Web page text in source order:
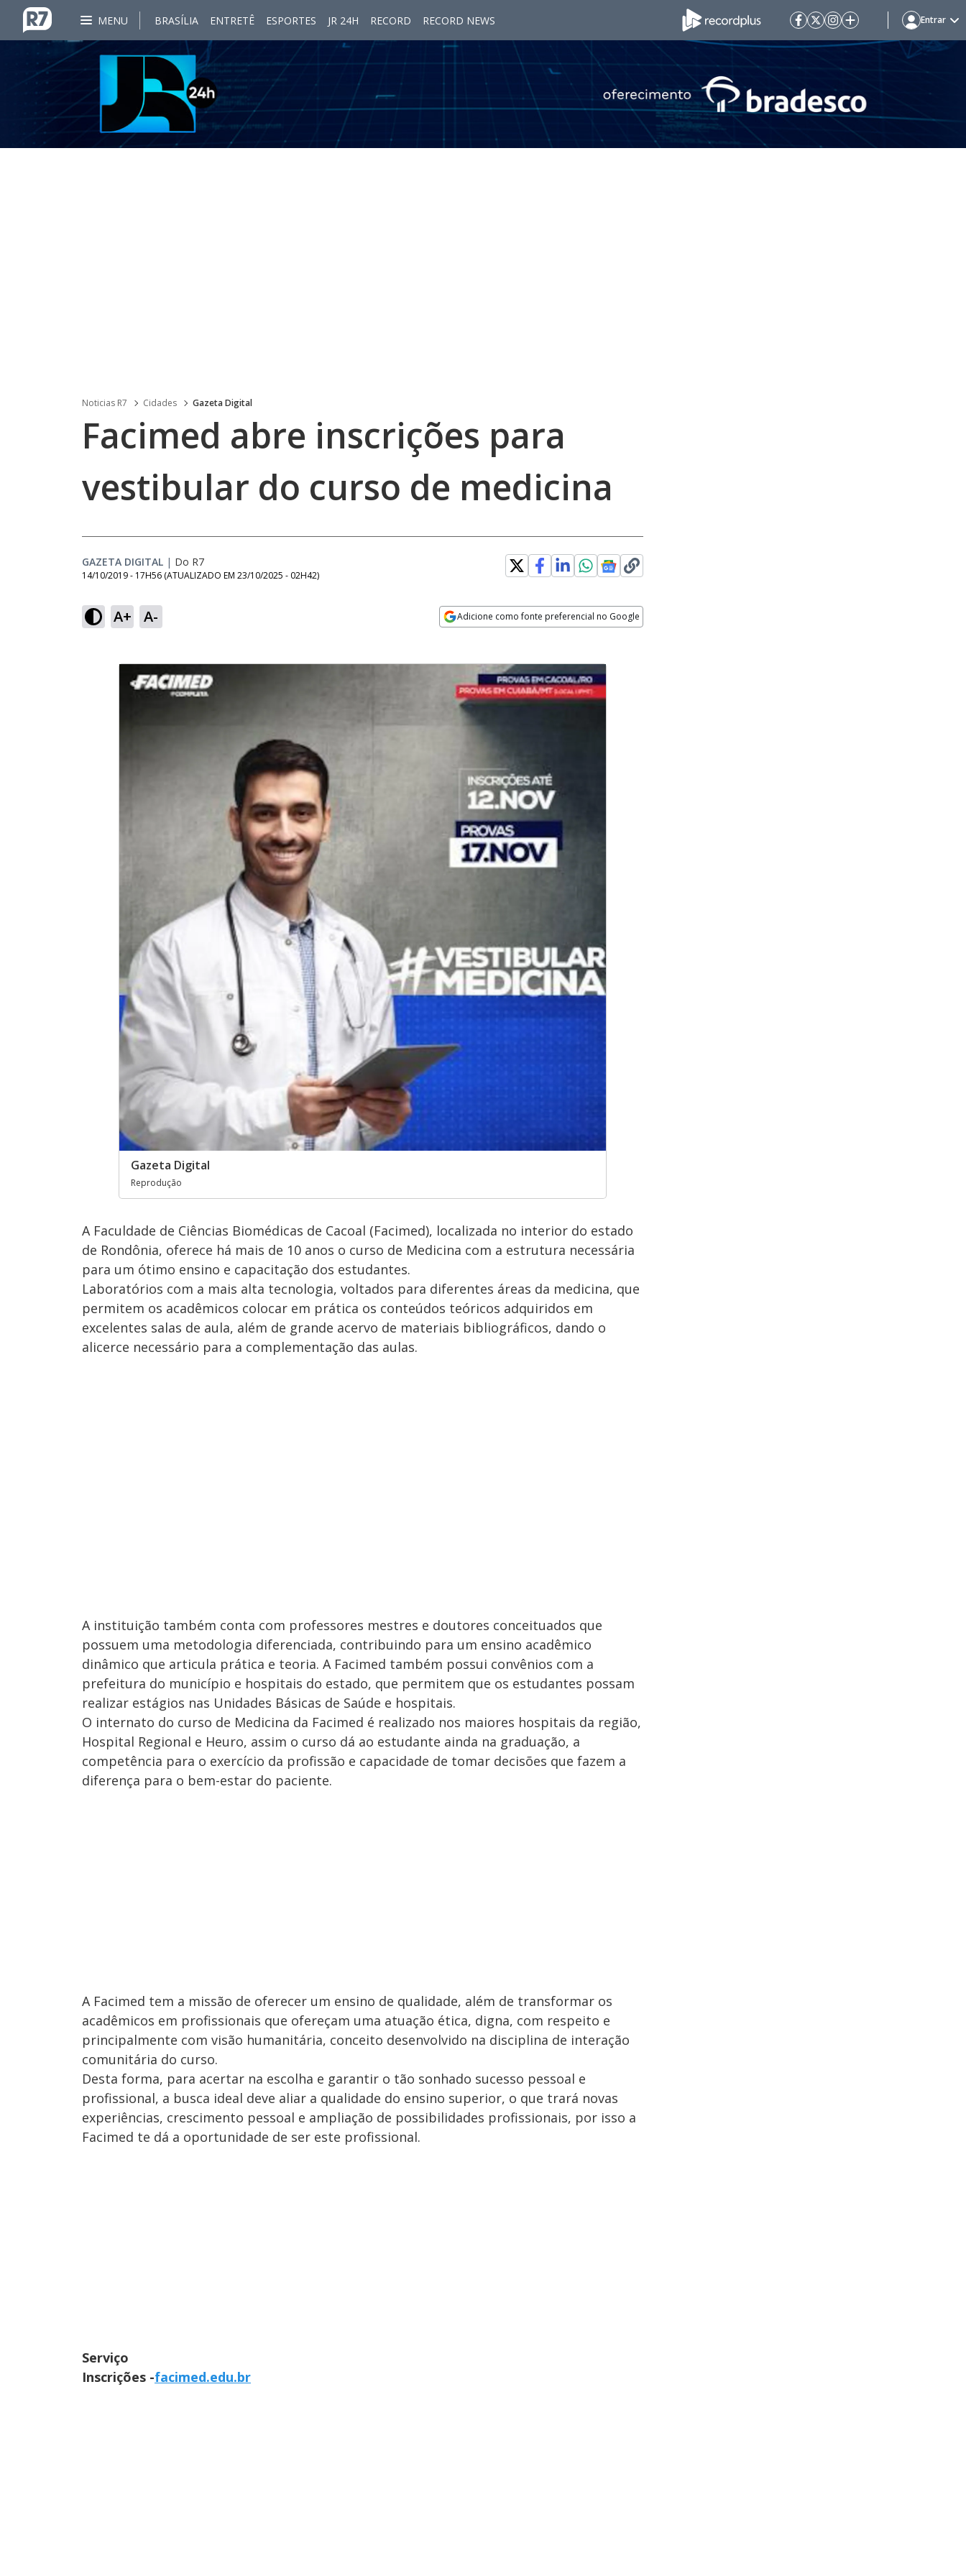
MENU BRASÍLIA ENTRETÊ ESPORTES JR 24H RECORD RECORD NEWS Entrar
Noticias R7 Cidades Gazeta Digital
Facimed abre inscrições para
vestibular do curso de medicina
GAZETA DIGITAL | Do R7
14/10/2019 - 17H56 (ATUALIZADO EM 23/10/2025 - 02H42)
A+ A- Adicione como fonte preferencial no Google
Gazeta Digital
Reprodução
A Faculdade de Ciências Biomédicas de Cacoal (Facimed), localizada no interior do estado
de Rondônia, oferece há mais de 10 anos o curso de Medicina com a estrutura necessária
para um ótimo ensino e capacitação dos estudantes.
Laboratórios com a mais alta tecnologia, voltados para diferentes áreas da medicina, que
permitem os acadêmicos colocar em prática os conteúdos teóricos adquiridos em
excelentes salas de aula, além de grande acervo de materiais bibliográficos, dando o
alicerce necessário para a complementação das aulas.
A instituição também conta com professores mestres e doutores conceituados que
possuem uma metodologia diferenciada, contribuindo para um ensino acadêmico
dinâmico que articula prática e teoria. A Facimed também possui convênios com a
prefeitura do município e hospitais do estado, que permitem que os estudantes possam
realizar estágios nas Unidades Básicas de Saúde e hospitais.
O internato do curso de Medicina da Facimed é realizado nos maiores hospitais da região,
Hospital Regional e Heuro, assim o curso dá ao estudante ainda na graduação, a
competência para o exercício da profissão e capacidade de tomar decisões que fazem a
diferença para o bem-estar do paciente.
A Facimed tem a missão de oferecer um ensino de qualidade, além de transformar os
acadêmicos em profissionais que ofereçam uma atuação ética, digna, com respeito e
principalmente com visão humanitária, conceito desenvolvido na disciplina de interação
comunitária do curso.
Desta forma, para acertar na escolha e garantir o tão sonhado sucesso pessoal e
profissional, a busca ideal deve aliar a qualidade do ensino superior, o que trará novas
experiências, crescimento pessoal e ampliação de possibilidades profissionais, por isso a
Facimed te dá a oportunidade de ser este profissional.
Serviço
Inscrições -facimed.edu.br